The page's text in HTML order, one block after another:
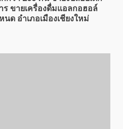
ร ขายเครื่องดื่มแอลกอฮอล์
ด อำเภอเมืองเชียงใหม่